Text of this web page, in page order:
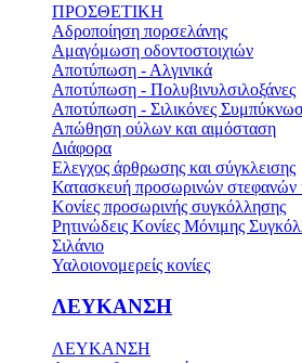
ΠΡΟΣΘΕΤΙΚΗ
Αδροποίηση πορσελάνης
Αμαγόμωση οδοντοστοιχιών
Αποτύπωση - Αλγινικά
Αποτύπωση - Πολυβινυλσιλοξάνες
Αποτύπωση - Σιλικόνες
Απώθηση ούλων και αιμόσταση
Διάφορα
Ελεγχος άρθρωσης και σύγκλεισης
Κατασκευή προσωρινών στεφανών
Κονίες προσωρινής συγκόλλησης
Ρητινώδεις Κονίες Μόνιμης
Σιλάνιο
Υαλοιονομερείς κονίες
ΛΕΥΚΑΝΣΗ
ΛΕΥΚΑΝΣΗ